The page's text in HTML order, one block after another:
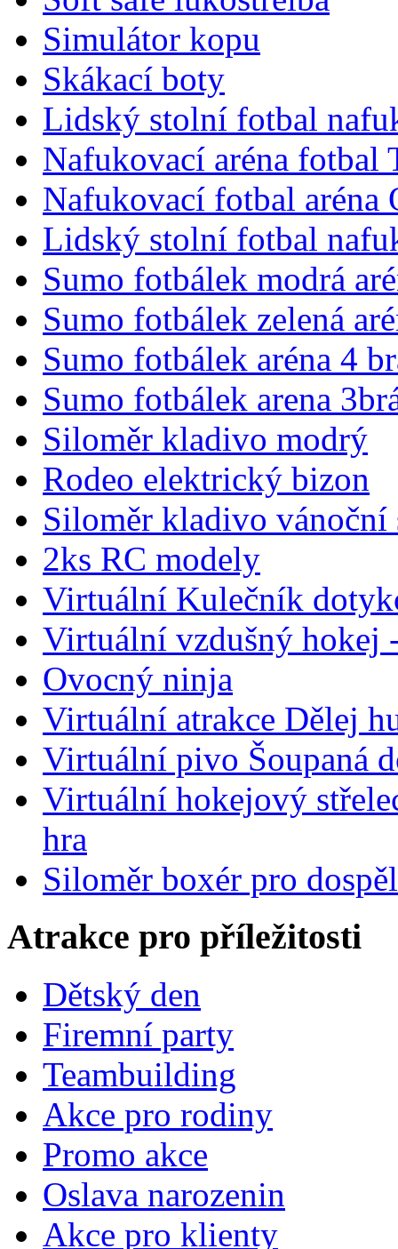
Simulátor kopu
Skákací boty
Lidský stolní fotbal
Nafukovací aréna fotbal
Nafukovací fotbal aréna
Lidský stolní fotbal
Sumo fotbálek modrá
Sumo fotbálek zelená
Sumo fotbálek aréna 4
Sumo fotbálek arena
Siloměr kladivo modrý
Rodeo elektrický bizon
Siloměr kladivo vánoční
2ks RC modely
Virtuální Kulečník
Virtuální vzdušný hokej
Ovocný ninja
Virtuální atrakce Dělej
Virtuální pivo Šoupaná
Virtuální hokejový
hra
Siloměr boxér pro
Atrakce pro příležitosti
Dětský den
Firemní party
Teambuilding
Akce pro rodiny
Promo akce
Oslava narozenin
Akce pro klienty